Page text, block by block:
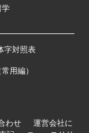
学
字対照表
用編）
わせ
運営会社に